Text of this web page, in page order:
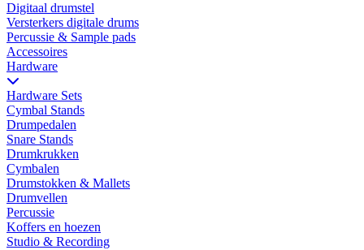
Digitaal drumstel
Versterkers digitale drums
Percussie & Sample pads
Accessoires
Hardware
Hardware Sets
Cymbal Stands
Drumpedalen
Snare Stands
Drumkrukken
Cymbalen
Drumstokken & Mallets
Drumvellen
Percussie
Koffers en hoezen
Studio & Recording